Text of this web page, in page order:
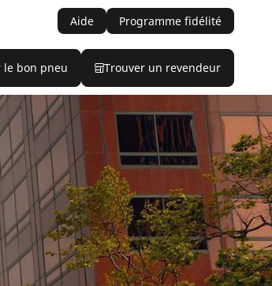
Aide Programme fidélité
le bon pneu Trouver un revendeur